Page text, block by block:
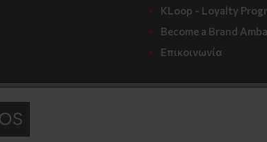
KLoop - Loyalty
Become a Brand
Επικοινωνία